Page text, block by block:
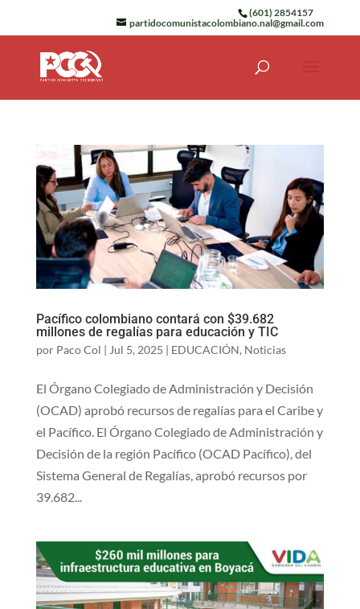
(601) 2854157
partidocomunistacolombiano.nal@gmail.com
Pacífico colombiano contará con $39.682
millones de regalías para educación y TIC
por Paco Col | Jul 5, 2025 | EDUCACIÓN, Noticias
El Órgano Colegiado de Administración y Decisión
(OCAD) aprobó recursos de regalías para el Caribe y
el Pacífico. ​El Órgano Colegiado de Administración y
Decisión de la región Pacífico (OCAD Pacífico), del
Sistema General de Regalías, aprobó recursos por
39.682...